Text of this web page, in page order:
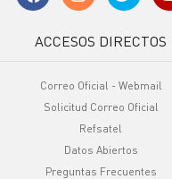
ACCESOS DIRECTOS
Correo Oficial - Webmail
Solicitud Correo Oficial
Refsatel
Datos Abiertos
Preguntas Frecuentes